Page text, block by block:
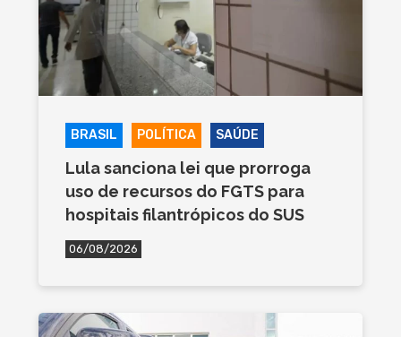
BRASIL POLÍTICA SAÚDE
Lula sanciona lei que prorroga
uso de recursos do FGTS para
hospitais filantrópicos do SUS
06/08/2026